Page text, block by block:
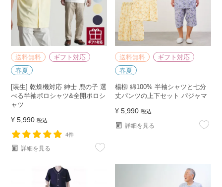
送料無料
ギフト対応
春夏
[装生] 乾燥機対応 紳士 鹿の子 選
べる半袖ポロシャツ&全開ポロシ
ャツ
¥ 5,990 税込
4件
詳細を見る
送料無料
ギフト対応
春夏
楊柳 綿100% 半袖シャツと七分
丈パンツの上下セット パジャマ
¥ 5,990 税込
詳細を見る